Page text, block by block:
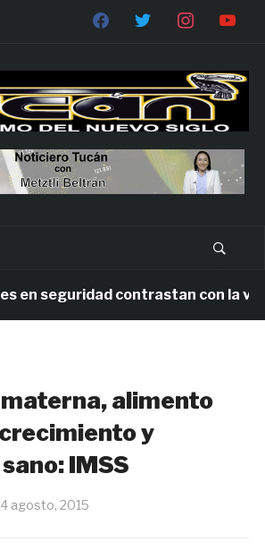
seguridad contrastan con la
alimento
y
IMSS
4 agosto, 2015